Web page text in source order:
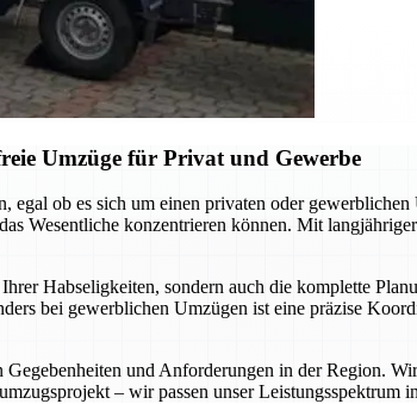
Umzüge für Privat und Gewerbe
ob es sich um einen privaten oder
Wesentliche konzentrieren können. Mit
Habseligkeiten, sondern auch die komplette
bei gewerblichen Umzügen ist eine präzise
und Anforderungen in der Region.
– wir passen unser